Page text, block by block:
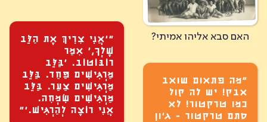
האם סבא אליהו אמיתי?
״׳אֲנִי צׇרִיךְּ אֶת הַלֵּב
שֶׁלְךׇ,׳ אׇמַר
רוֹבּוֹטוֹב. ׳בַּלֵּב
מַרְגִּישִׁים פַּחַד. בַּלֵּב
מַרְגִּישִׁים צַעַר. בַּלֵּב
מַרְגִּישִׁים שִׂמְחׇה.
אֲנִי רוֹצֶה לְהַרְגִּישׁ.׳”
״מה פתאום שואב
אבק! יש לה קול
כמו טרקטור! לא
סתם טרקטור - ג'ון